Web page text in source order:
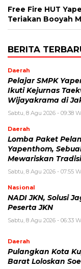
Free Fire HUT
Teriakan Booyah
BERITA
Daerah
Pelajar SMPK
Ikuti Kejurnas
Wijayakrama di
Sabtu, 8 Agu 2026 - 09:38
Daerah
Lomba Paket
Yapenthom,
Mewariskan Tradisi
Sabtu, 8 Agu 2026 - 07:55
Nasional
NADI JKN, Solusi
Peserta JKN
Sabtu, 8 Agu 2026 - 06:33
Daerah
Pulangkan Kota
Barat Loloskan